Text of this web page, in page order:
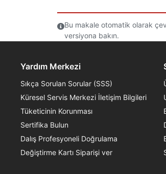
Bu makale otomatik olarak
versiyona bakın.
Yardım Merkezi
Sıkça Sorulan Sorular (SSS)
Küresel Servis Merkezi İletişim Bilgileri
Tüketicinin Korunması
Sertifika Bulun
Dalış Profesyoneli Doğrulama
Değiştirme Kartı Siparişi ver